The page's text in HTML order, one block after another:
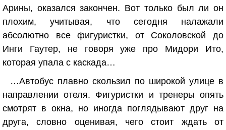
Арины, оказался закончен. Вот только был ли он
плохим, учитывая, что сегодня налажали
абсолютно все фигуристки, от Соколовской до
Инги Гаутер, не говоря уже про Мидори Ито,
которая упала с каскада…
…Автобус плавно скользил по широкой улице в
направлении отеля. Фигуристки и тренеры опять
смотрят в окна, но иногда поглядывают друг на
друга, словно оценивая, чего стоит ждать от